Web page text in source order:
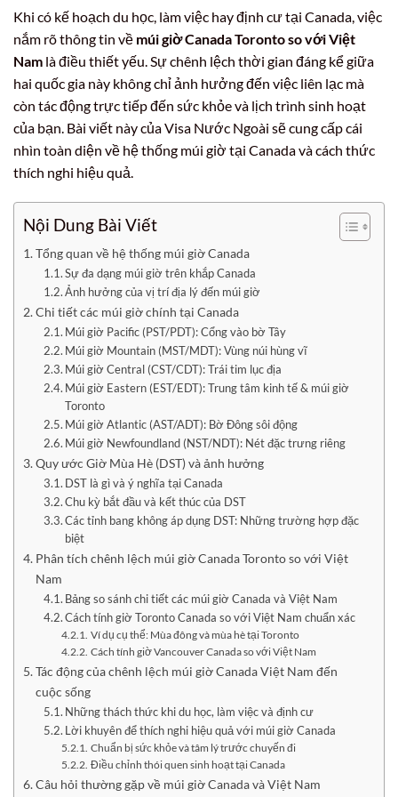
Khi có kế hoạch du học, làm việc hay định cư tại Canada, việc
nắm rõ thông tin về múi giờ Canada Toronto so với Việt
Nam là điều thiết yếu. Sự chênh lệch thời gian đáng kể giữa
hai quốc gia này không chỉ ảnh hưởng đến việc liên lạc mà
còn tác động trực tiếp đến sức khỏe và lịch trình sinh hoạt
của bạn. Bài viết này của Visa Nước Ngoài sẽ cung cấp cái
nhìn toàn diện về hệ thống múi giờ tại Canada và cách thức
thích nghi hiệu quả.
Nội Dung Bài Viết
Tổng quan về hệ thống múi giờ Canada
Sự đa dạng múi giờ trên khắp Canada
Ảnh hưởng của vị trí địa lý đến múi giờ
Chi tiết các múi giờ chính tại Canada
Múi giờ Pacific (PST/PDT): Cổng vào bờ Tây
Múi giờ Mountain (MST/MDT): Vùng núi hùng vĩ
Múi giờ Central (CST/CDT): Trái tim lục địa
Múi giờ Eastern (EST/EDT): Trung tâm kinh tế & múi giờ
Toronto
Múi giờ Atlantic (AST/ADT): Bờ Đông sôi động
Múi giờ Newfoundland (NST/NDT): Nét đặc trưng riêng
Quy ước Giờ Mùa Hè (DST) và ảnh hưởng
DST là gì và ý nghĩa tại Canada
Chu kỳ bắt đầu và kết thúc của DST
Các tỉnh bang không áp dụng DST: Những trường hợp đặc
biệt
Phân tích chênh lệch múi giờ Canada Toronto so với Việt
Nam
Bảng so sánh chi tiết các múi giờ Canada và Việt Nam
Cách tính giờ Toronto Canada so với Việt Nam chuẩn xác
Ví dụ cụ thể: Mùa đông và mùa hè tại Toronto
Cách tính giờ Vancouver Canada so với Việt Nam
Tác động của chênh lệch múi giờ Canada Việt Nam đến
cuộc sống
Những thách thức khi du học, làm việc và định cư
Lời khuyên để thích nghi hiệu quả với múi giờ Canada
Chuẩn bị sức khỏe và tâm lý trước chuyến đi
Điều chỉnh thói quen sinh hoạt tại Canada
Câu hỏi thường gặp về múi giờ Canada và Việt Nam